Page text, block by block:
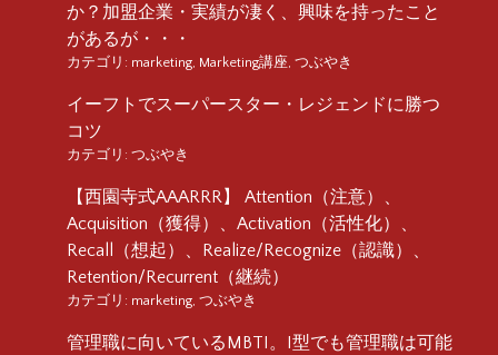
か？加盟企業・実績が凄く、興味を持ったこと
があるが・・・
カテゴリ: marketing Marketing講座 つぶやき
イーフトでスーパースター・レジェンドに勝つ
コツ
カテゴリ: つぶやき
【西園寺式AAARRR】 Attention（注意）、
Acquisition（獲得）、Activation（活性化）、
Recall（想起）、Realize/Recognize（認識）、
Retention/Recurrent（継続）
カテゴリ: marketing つぶやき
管理職に向いているMBTI。I型でも管理職は可能